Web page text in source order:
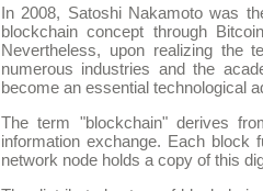
In 2008, Satoshi Nakamoto was
blockchain concept through
Nevertheless, upon realizing the
numerous industries and the
become an essential technological
The term "blockchain" derives
information exchange. Each block
network node holds a copy of this